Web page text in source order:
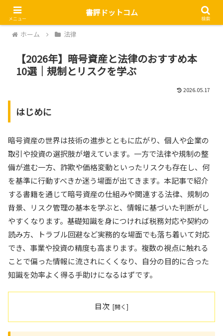
ホーム 法律
【2026年】暗号資産と法律のおすすめ本
10選｜規制とリスクを学ぶ
2026.05.17
はじめに
暗号資産の世界は技術の進歩とともに広がり、個人や企業の
取引や投資の選択肢が増えています。一方で法律や規制の整
備が進む一方、詐欺や価格変動といったリスクも存在し、何
を基準に行動すべきか迷う場面が出てきます。本記事で紹介
する書籍を通じて暗号資産の仕組みや関連する法律、規制の
背景、リスク管理の基本を学ぶと、情報に基づいた判断がし
やすくなります。基礎知識を身につければ税務対応や契約の
読み方、トラブル回避など実務的な場面でも落ち着いて対応
でき、事業や投資の精度も高まります。複数の視点に触れる
ことで偏った情報に流されにくくなり、自分の目的に合った
知識を効率よく得る手助けになるはずです。
目次
メニュー
書評ドットコム
検索